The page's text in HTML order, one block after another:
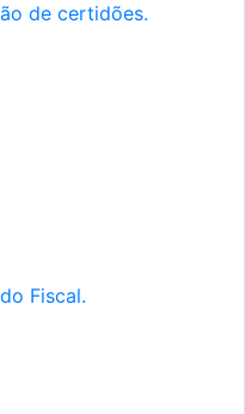
de certidões.
Fiscal.